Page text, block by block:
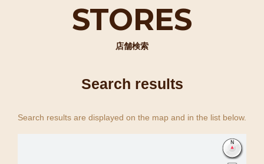
STORES
店舗検索
Search results
Search results are displayed on the map and in the list below.